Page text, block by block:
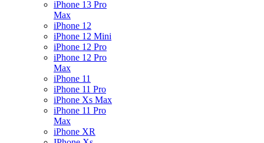
iPhone 13 Pro
Max
iPhone 12
iPhone 12 Mini
iPhone 12 Pro
iPhone 12 Pro
Max
iPhone 11
iPhone 11 Pro
iPhone Xs Max
iPhone 11 Pro
Max
iPhone XR